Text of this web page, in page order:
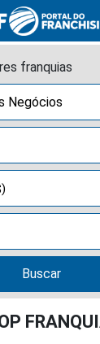
franquias
Buscar